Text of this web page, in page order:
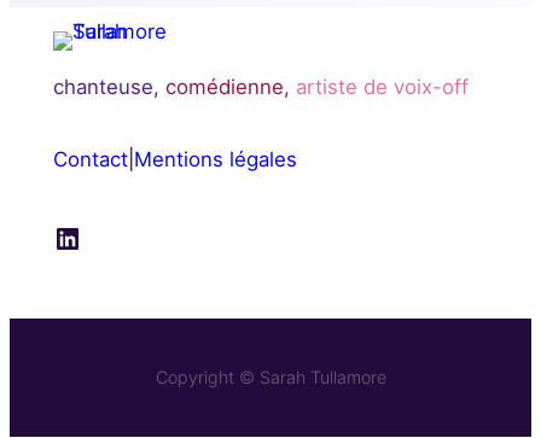
chanteuse, comédienne, artiste de voix-off
Contact| Mentions légales
LinkedIn
Copyright © Sarah Tullamore